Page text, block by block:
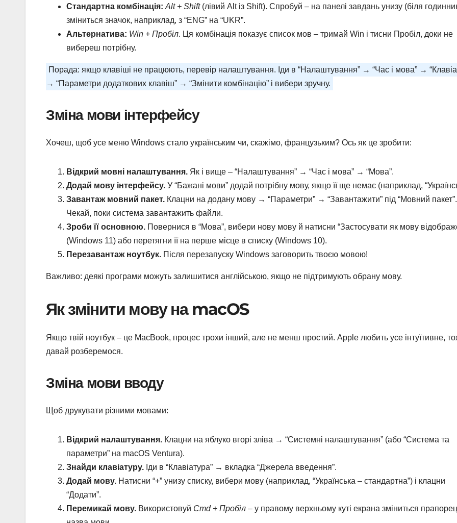
Стандартна комбінація: Alt + Shift(лівий Alt із Shift). Спробуй – на панелі завдань унизу (біля
зміниться значок, наприклад, з “ENG” на “UKR”.
Альтернатива: Win + Пробіл. Ця комбінація показує список мов – тримай Win і тисни Пробіл, доки не
вибереш потрібну.
Порада: якщо клавіші не працюють, перевір налаштування. Іди в “Налаштування” → “Час і мова” →
→ “Параметри додаткових клавіш” → “Змінити комбінацію” і вибери зручну.
Зміна мови інтерфейсу
Хочеш, щоб усе меню Windows стало українським чи, скажімо, французьким? Ось як це зробити:
Відкрий мовні налаштування. Як і вище – “Налаштування” → “Час і мова” → “Мова”.
Додай мову інтерфейсу. У “Бажані мови” додай потрібну мову, якщо її ще немає (наприклад,
Завантаж мовний пакет. Клацни на додану мову → “Параметри” → “Завантажити” під “Мовний пакет”.
Чекай, поки система завантажить файли.
Зроби її основною. Повернися в “Мова”, вибери нову мову й натисни “Застосувати як мову
(Windows 11) або перетягни її на перше місце в списку (Windows 10).
Перезавантаж ноутбук. Після перезапуску Windows заговорить твоєю мовою!
Важливо: деякі програми можуть залишитися англійською, якщо не підтримують обрану мову.
Як змінити мову на macOS
Якщо твій ноутбук – це MacBook, процес трохи інший, але не менш простий. Apple любить усе інтуїтивне,
давай розберемося.
Зміна мови вводу
Щоб друкувати різними мовами:
Відкрий налаштування. Клацни на яблуко вгорі зліва → “Системні налаштування” (або “Система та
параметри” на macOS Ventura).
Знайди клавіатуру. Іди в “Клавіатура” → вкладка “Джерела введення”.
Додай мову. Натисни “+” унизу списку, вибери мову (наприклад, “Українська – стандартна”) і клацни
“Додати”.
Перемикай мову. Використовуй Cmd + Пробіл – у правому верхньому куті екрана зміниться